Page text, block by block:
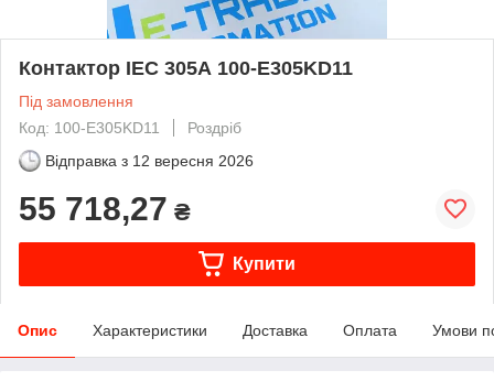
Контактор IEC 305А 100-E305KD11
Під замовлення
Код: 100-E305KD11
Роздріб
Відправка з 12 вересня 2026
55 718,27 ₴
Купити
Опис Характеристики Доставка Оплата Умови